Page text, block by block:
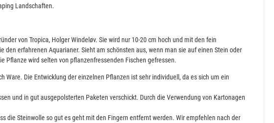
Landschaften.
von Tropica, Holger Windeløv. Sie wird nur 10-20 cm hoch und mit den fein
erfahrenen Aquarianer. Sieht am schönsten aus, wenn man sie auf einen Stein oder
Pflanze wird selten von pflanzenfressenden Fischen gefressen.
Die Entwicklung der einzelnen Pflanzen ist sehr individuell, da es sich um ein
und in gut ausgepolsterten Paketen verschickt. Durch die Verwendung von Kartonagen
die Steinwolle so gut es geht mit den Fingern entfernt werden. Wir empfehlen nach der